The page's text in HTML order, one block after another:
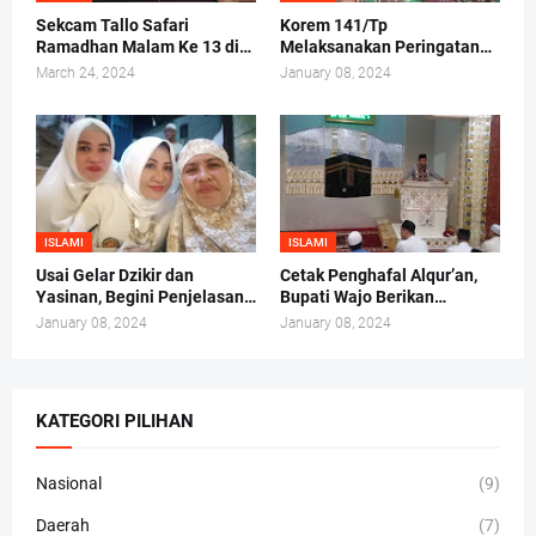
Sekcam Tallo Safari
Ramadhan Malam Ke 13 di
Mesjid Darul Ma'arif,
March 24, 2024
Korem 141/Tp
Melaksanakan Peringatan
Maulid Nabi Muhammad
January 08, 2024
ISLAMI
Usai Gelar Dzikir dan
Yasinan, Begini Penjelasan
Andi Irma Mappanyukki
January 08, 2024
ISLAMI
Cetak Penghafal Alqur’an,
Bupati Wajo Berikan
Bantuan Buku At-Taisir
January 08, 2024
KATEGORI PILIHAN
Nasional (9)
Daerah (7)